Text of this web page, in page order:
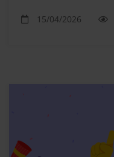
15/04/2026